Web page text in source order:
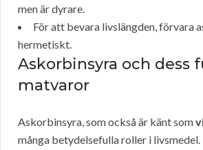
men är dyrare.
För att bevara livslängden, förvara
hermetiskt.
Askorbinsyra och dess
matvaror
Askorbinsyra, som också är känt som
många betydelsefulla roller i